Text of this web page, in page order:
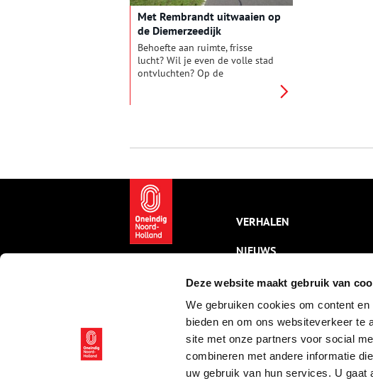
Deze website maakt gebruik van
We gebruiken cookies om content
bieden en om ons websiteverkeer te
site met onze partners voor social
combineren met andere informatie
uw gebruik van hun services. U gaat
Met Rembrandt uitwaaien op
de Diemerzeedijk
Behoefte aan ruimte, frisse
lucht? Wil je even de volle stad
ontvluchten? Op de
Diemerzeedijk. Even lekker
VERHALEN
NIEUWS
KALENDER
THEMA’S
ACTIVITEITEN
VIDEO’S